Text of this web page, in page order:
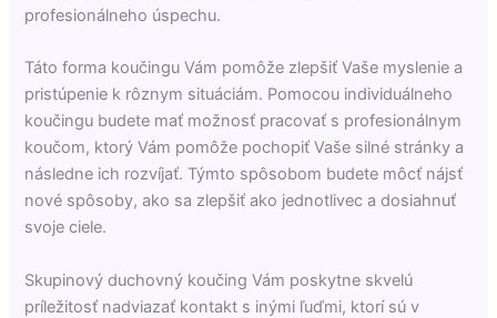
profesionálneho úspechu.
Táto forma koučingu Vám pomôže zlepšiť Vaše myslenie a
pristúpenie k rôznym situáciám. Pomocou individuálneho
koučingu budete mať možnosť pracovať s profesionálnym
koučom, ktorý Vám pomôže pochopiť Vaše silné stránky a
následne ich rozvíjať. Týmto spôsobom budete môcť nájsť
nové spôsoby, ako sa zlepšiť ako jednotlivec a dosiahnuť
svoje ciele.
Skupinový duchovný koučing Vám poskytne skvelú
príležitosť nadviazať kontakt s inými ľuďmi, ktorí sú v